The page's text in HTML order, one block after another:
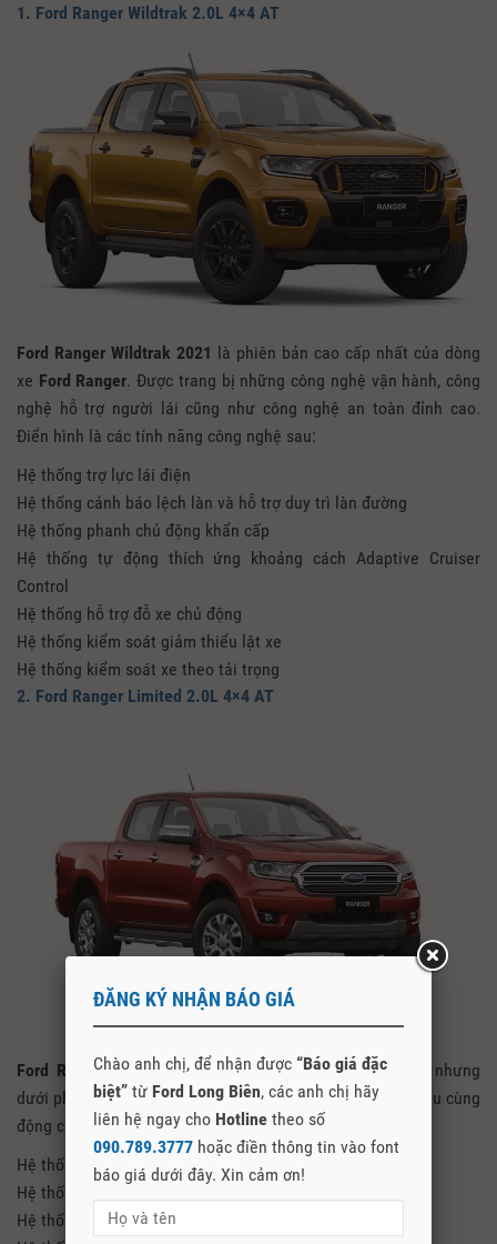
1. Ford Ranger Wildtrak 2.0L 4×4 AT
Ford Ranger Wildtrak 2021
là phiên bản cao cấp nhất của dòng
xe Ford Ranger. Được trang bị những công nghệ vận hành, công
nghệ hỗ trợ người lái cũng như công nghệ an toàn đỉnh cao.
Điển hình là các tính năng công nghệ sau:
Hệ thống trợ lực lái điện
Hệ thống cảnh báo lệch làn và hỗ trợ duy trì làn đường
Hệ thống phanh chủ động khẩn cấp
Hệ thống tự động thích ứng khoảng cách Adaptive Cruiser
Control
Hệ thống hỗ trợ đỗ xe chủ động
Hệ thống kiểm soát giảm thiểu lật xe
Hệ thống kiểm soát xe theo tải trọng
2. Ford Ranger Limited 2.0L 4×4 AT
Ford Ranger Limited 2021 cũng là phiên bản cao cấp nhưng
dưới phiên bản Wildtrak. Tuy nhiên vẫn được trang bị 2 cầu cùng
động cơ 2.0 Turbo và rất nhiều công nghệ tối tân như:
Hệ thống trợ lực lái điện
Hệ thống kiểm soát giảm thiểu lật xe
Hệ thống kiểm soát xe theo tải trọng
ĐĂNG KÝ NHẬN BÁO GIÁ
Chào anh chị, để nhận được “Báo giá đặc
biệt” từ Ford Long Biên, các anh chị hãy
liên hệ ngay cho Hotline theo số
090.789.3777 hoặc điền thông tin vào font
báo giá dưới đây. Xin cảm ơn!